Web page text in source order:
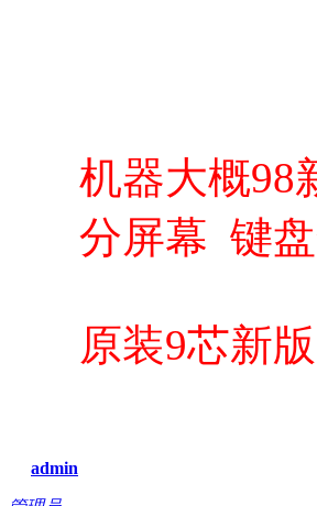
admin
机器大概98
分屏幕 键
原装9芯新